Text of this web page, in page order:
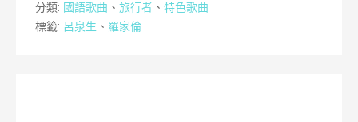
分類: 國語歌曲 、 旅行者 、 特色歌曲
標籤: 呂泉生 、 羅家倫